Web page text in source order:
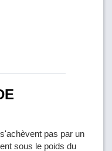
pas par un
sous le poids du